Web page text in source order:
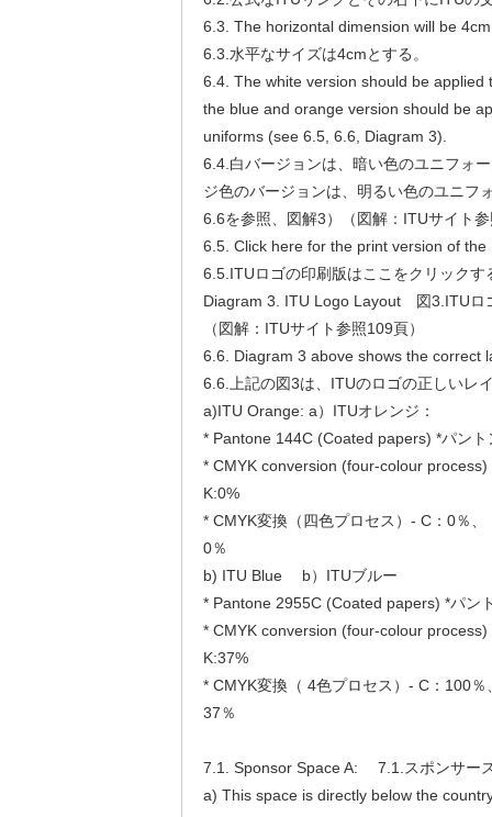
6.3. The horizontal dimension will be
6.3.水平なサイズは4cmとする。
6.4. The white version should be applied
the blue and orange version should be
uniforms (see 6.5, 6.6, Diagram 3).
6.4.白バージョンは、暗い色のユニフォ
ジ色のバージョンは、明るい色のユニフ
6.6を参照、図解3）（図解：ITUサイト
6.5. Click here for the print version of the
6.5.ITUロゴの印刷版はここをクリックす
Diagram 3. ITU Logo Layout 図3.ITUロ
（図解：ITUサイト参照109頁）
6.6. Diagram 3 above shows the correct
6.6.上記の図3は、ITUのロゴの正しいレ
a)ITU Orange: a）ITUオレンジ：
* Pantone 144C (Coated papers) *パン
* CMYK conversion (four-colour
K:0%
* CMYK変換（四色プロセス）- C：0％
0％
b) ITU Blue b）ITUブルー
* Pantone 2955C (Coated papers) *パン
* CMYK conversion (four-colour
K:37%
* CMYK変換（ 4色プロセス）- C：100
37％
7.1. Sponsor Space A: 7.1.スポンサー
a) This space is directly below the